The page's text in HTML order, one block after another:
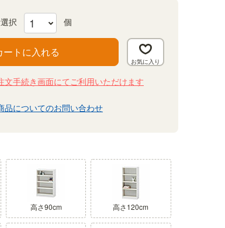
ートに入れる
文手続き画面にてご利用いただけます
品についてのお問い合わせ
高さ90cm 高さ120cm